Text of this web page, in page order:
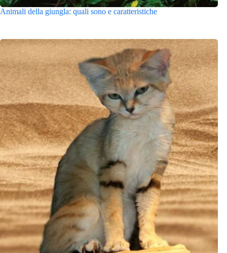
Animali della giungla: quali sono e caratteristiche